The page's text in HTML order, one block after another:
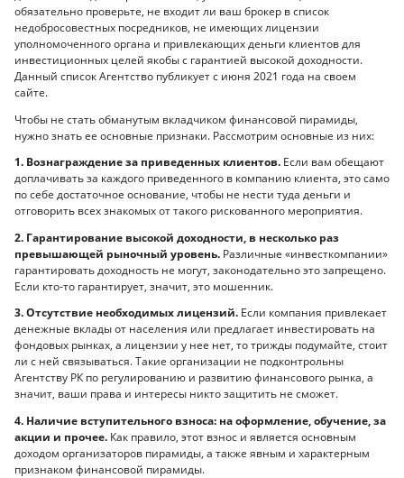
обязательно проверьте, не входит ли ваш брокер в список
недобросовестных посредников, не имеющих лицензии
уполномоченного органа и привлекающих деньги клиентов для
инвестиционных целей якобы с гарантией высокой доходности.
Данный список Агентство публикует с июня 2021 года на своем
сайте.
Чтобы не стать обманутым вкладчиком финансовой пирамиды,
нужно знать ее основные признаки. Рассмотрим основные из них:
1. Вознаграждение за приведенных клиентов. Если вам обещают
доплачивать за каждого приведенного в компанию клиента, это само
по себе достаточное основание, чтобы не нести туда деньги и
отговорить всех знакомых от такого рискованного мероприятия.
2. Гарантирование высокой доходности, в несколько раз
превышающей рыночный уровень. Различные «инвесткомпании»
гарантировать доходность не могут, законодательно это запрещено.
Если кто-то гарантирует, значит, это мошенник.
3. Отсутствие необходимых лицензий. Если компания привлекает
денежные вклады от населения или предлагает инвестировать на
фондовых рынках, а лицензии у нее нет, то трижды подумайте, стоит
ли с ней связываться. Такие организации не подконтрольны
Агентству РК по регулированию и развитию финансового рынка, а
значит, ваши права и интересы никто защитить не сможет.
4. Наличие вступительного взноса: на оформление, обучение, за
акции и прочее. Как правило, этот взнос и является основным
доходом организаторов пирамиды, а также явным и характерным
признаком финансовой пирамиды.